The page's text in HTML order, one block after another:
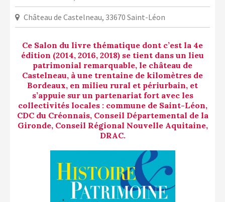
LA COPIE PRIVÉE
NUMÉRIQUE
PRIVÉE
RAPPORT 2019 DE L’ACTION
CULTURELLE
CONTACTS
Château de Castelneau, 33670 Saint-Léon
Ce Salon du livre thématique dont c’est la 4e
édition (2014, 2016, 2018) se tient dans un lieu
patrimonial remarquable, le château de
Castelneau, à une trentaine de kilomètres de
Bordeaux, en milieu rural et périurbain, et
s’appuie sur un partenariat fort avec les
collectivités locales : commune de Saint-Léon,
CDC du Créonnais, Conseil Départemental de la
Gironde, Conseil Régional Nouvelle Aquitaine,
DRAC.